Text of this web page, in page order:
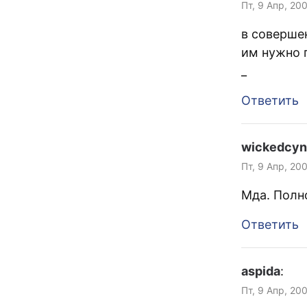
Пт, 9 Апр,
в
им нужно
Ответить
Пт, 9 Апр,
Мда.
Ответить
aspida:
Пт, 9 Апр,